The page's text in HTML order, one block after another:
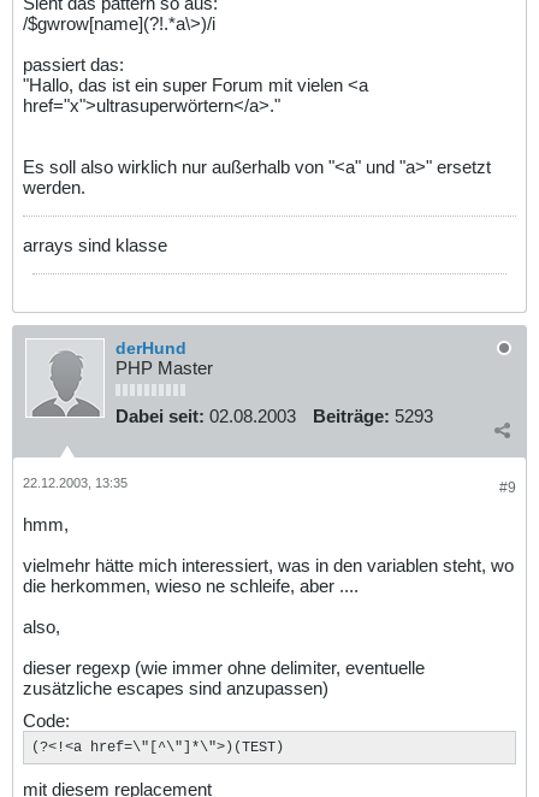
/$gwrow[name](?!.*a\>)/i
passiert das:
"Hallo, das ist ein super Forum mit vielen <a
href="x">ultrasuperwörtern</a>."
Es soll also wirklich nur außerhalb von "<a" und "a>" ersetzt
werden.
arrays sind klasse
derHund
PHP Master
Dabei seit: 02.08.2003 Beiträge: 5293
#9
22.12.2003, 13:35
hmm,
vielmehr hätte mich interessiert, was in den variablen steht, wo
die herkommen, wieso ne schleife, aber ....
also,
dieser regexp (wie immer ohne delimiter, eventuelle
zusätzliche escapes sind anzupassen)
Code:
(?<!<a href=\"[^\"]*\">)(TEST)
mit diesem replacement